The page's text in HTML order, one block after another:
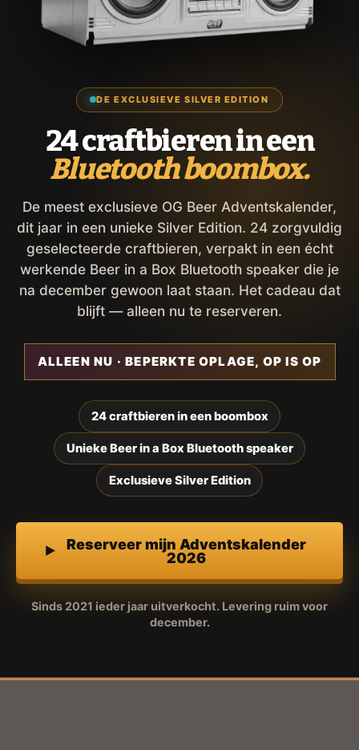
DE EXCLUSIEVE SILVER EDITION
24 craftbieren in een
Bluetooth boombox.
De meest exclusieve OG Beer Adventskalender,
dit jaar in een unieke Silver Edition. 24 zorgvuldig
geselecteerde craftbieren, verpakt in een écht
werkende Beer in a Box Bluetooth speaker die je
na december gewoon laat staan. Het cadeau dat
blijft — alleen nu te reserveren.
ALLEEN NU · BEPERKTE OPLAGE, OP IS OP
24 craftbieren in een boombox
Unieke Beer in a Box Bluetooth speaker
Exclusieve Silver Edition
Reserveer mijn Adventskalender
2026
Sinds 2021 ieder jaar uitverkocht. Levering ruim voor
december.